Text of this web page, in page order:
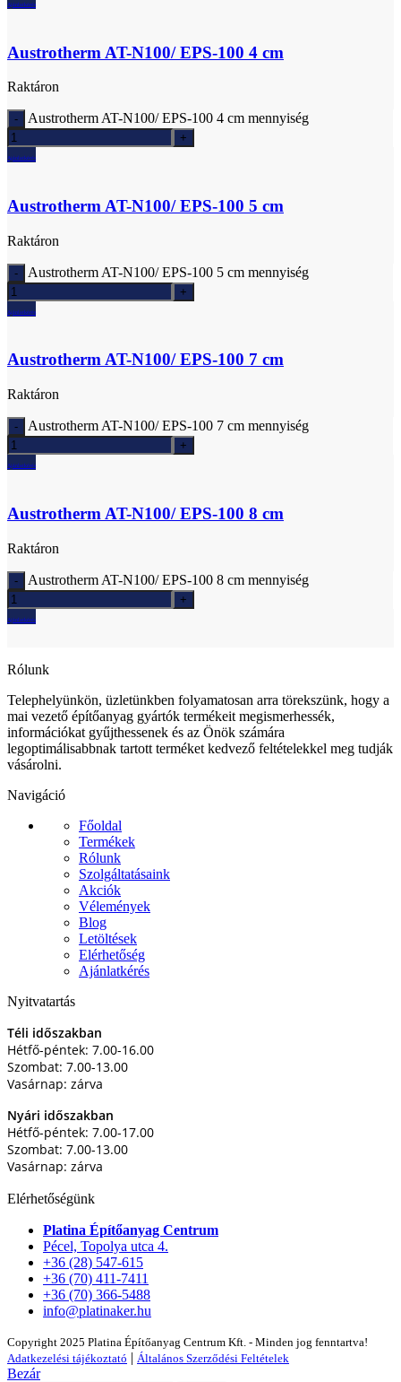
Ajánlatkérés
Austrotherm AT-N100/ EPS-100 4 cm
Raktáron
Austrotherm AT-N100/ EPS-100 4 cm mennyiség
Ajánlatkérés
Austrotherm AT-N100/ EPS-100 5 cm
Raktáron
Austrotherm AT-N100/ EPS-100 5 cm mennyiség
Ajánlatkérés
Austrotherm AT-N100/ EPS-100 7 cm
Raktáron
Austrotherm AT-N100/ EPS-100 7 cm mennyiség
Ajánlatkérés
Austrotherm AT-N100/ EPS-100 8 cm
Raktáron
Austrotherm AT-N100/ EPS-100 8 cm mennyiség
Ajánlatkérés
Rólunk
Telephelyünkön, üzletünkben folyamatosan arra törekszünk, hogy a
mai vezető építőanyag gyártók termékeit megismerhessék,
információkat gyűjthessenek és az Önök számára
legoptimálisabbnak tartott terméket kedvező feltételekkel meg tudják
vásárolni.
Navigáció
Főoldal
Termékek
Rólunk
Szolgáltatásaink
Akciók
Vélemények
Blog
Letöltések
Elérhetőség
Ajánlatkérés
Nyitvatartás
Téli időszakban
Hétfő-péntek: 7.00-16.00
Szombat: 7.00-13.00
Vasárnap: zárva
Nyári időszakban
Hétfő-péntek: 7.00-17.00
Szombat: 7.00-13.00
Vasárnap: zárva
Elérhetőségünk
Platina Építőanyag Centrum
Pécel, Topolya utca 4.
+36 (28) 547-615
+36 (70) 411-7411
+36 (70) 366-5488
info@platinaker.hu
Copyright 2025 Platina Építőanyag Centrum Kft. - Minden jog fenntartva!
Adatkezelési tájékoztató | Általános Szerződési Feltételek
Bezár